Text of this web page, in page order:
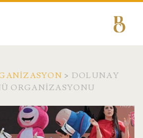
> DOLUNAY
ORGANIZASYONU